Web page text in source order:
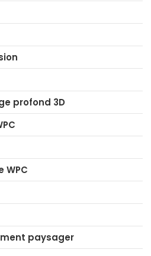
profond 3D
WPC
paysager